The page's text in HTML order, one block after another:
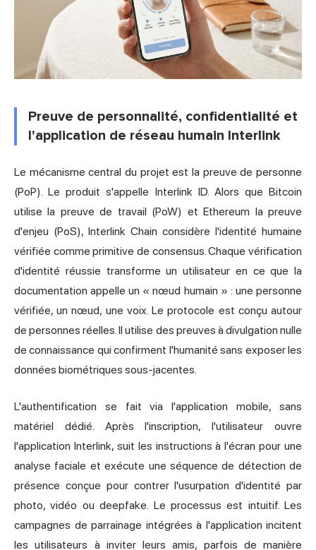
Preuve de personnalité, confidentialité et
l'application de réseau humain Interlink
Le mécanisme central du projet est la preuve de personne
(PoP). Le produit s'appelle Interlink ID. Alors que Bitcoin
utilise la preuve de travail (PoW) et Ethereum la preuve
d'enjeu (PoS), Interlink Chain considère l'identité humaine
vérifiée comme primitive de consensus. Chaque vérification
d'identité réussie transforme un utilisateur en ce que la
documentation appelle un « nœud humain » : une personne
vérifiée, un nœud, une voix. Le protocole est conçu autour
de personnes réelles. Il utilise des preuves à divulgation nulle
de connaissance qui confirment l'humanité sans exposer les
données biométriques sous-jacentes.
L'authentification se fait via l'application mobile, sans
matériel dédié. Après l'inscription, l'utilisateur ouvre
l'application Interlink, suit les instructions à l'écran pour une
analyse faciale et exécute une séquence de détection de
présence conçue pour contrer l'usurpation d'identité par
photo, vidéo ou deepfake. Le processus est intuitif. Les
campagnes de parrainage intégrées à l'application incitent
les utilisateurs à inviter leurs amis, parfois de manière